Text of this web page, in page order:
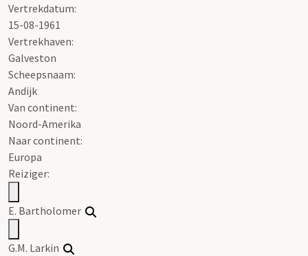
Vertrekdatum:
15-08-1961
Vertrekhaven:
Galveston
Scheepsnaam:
Andijk
Van continent:
Noord-Amerika
Naar continent:
Europa
Reiziger:
E. Bartholomer
G.M. Larkin